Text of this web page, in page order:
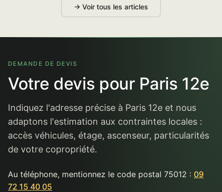
→ Voir tous les articles
DEMANDE DE DEVIS
Votre devis pour Paris 12e
Indiquez l'adresse précise à Paris 12e et nous
adaptons l'estimation aux contraintes locales :
accès véhicules, étage, ascenseur, particularités
de votre copropriété.
Au téléphone, mentionnez le code postal 75012 : 09
72 15 40 05